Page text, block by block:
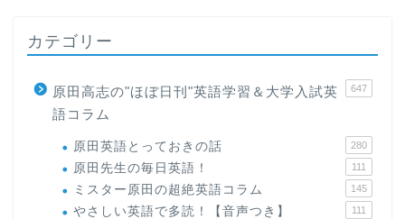
カテゴリー
原田高志の"ほぼ日刊"英語学習＆大学入試英
語コラム
647
原田英語とっておきの話 280
原田先生の毎日英語！ 111
ミスター原田の超絶英語コラム 145
やさしい英語で多読！【音声つき】 111